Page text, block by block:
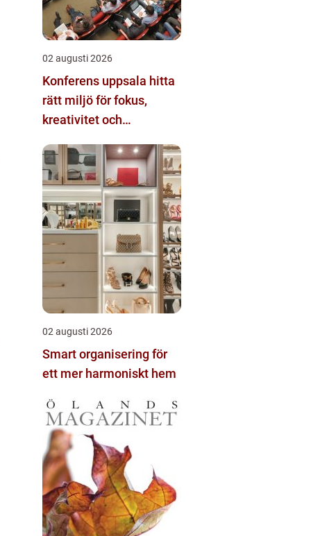
02 augusti 2026
Konferens uppsala hitta
rätt miljö för fokus,
kreativitet och
02 augusti 2026
Smart organisering för
ett mer harmoniskt hem